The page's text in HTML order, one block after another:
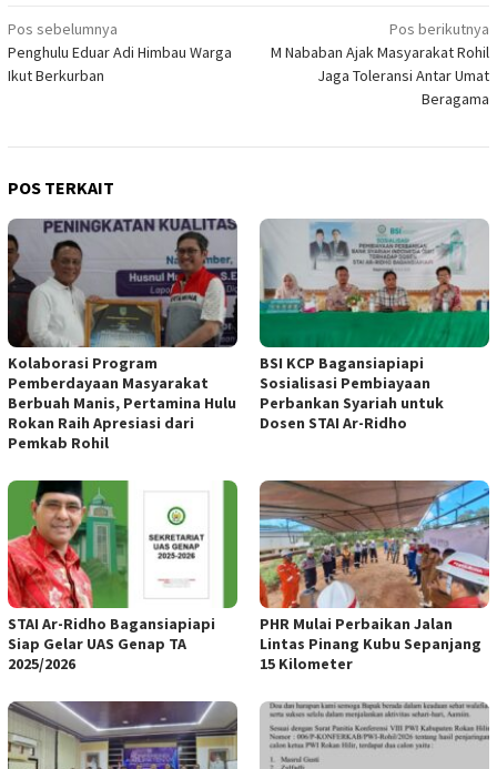
Navigasi
pos
Pos sebelumnya
Penghulu Eduar Adi Himbau Warga
Ikut Berkurban
Pos berikutnya
M Nababan Ajak Masyarakat Rohil
Jaga Toleransi Antar Umat
Beragama
POS TERKAIT
Kolaborasi Program
Pemberdayaan Masyarakat
Berbuah Manis, Pertamina Hulu
Rokan Raih Apresiasi dari
Pemkab Rohil
BSI KCP Bagansiapiapi
Sosialisasi Pembiayaan
Perbankan Syariah untuk
Dosen STAI Ar-Ridho
STAI Ar-Ridho Bagansiapiapi
Siap Gelar UAS Genap TA
2025/2026
PHR Mulai Perbaikan Jalan
Lintas Pinang Kubu Sepanjang
15 Kilometer